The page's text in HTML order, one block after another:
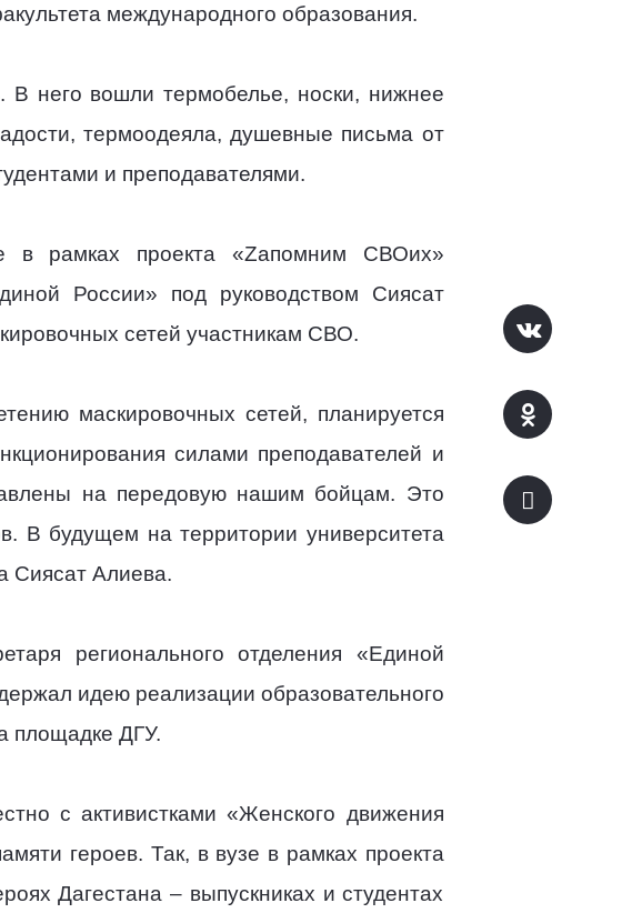
международного образования.
него вошли термобелье, носки, нижнее
термоодеяла, душевные письма от
и преподавателями.
в рамках проекта «Zапомним СВОих»
России» под руководством Сиясат
сетей участникам СВО.
маскировочных сетей, планируется
силами преподавателей и
на передовую нашим бойцам. Это
В будущем на территории университета
Сиясат Алиева.
регионального отделения «Единой
идею реализации образовательного
площадке ДГУ.
с активистками «Женского движения
героев. Так, в вузе в рамках проекта
Дагестана – выпускниках и студентах